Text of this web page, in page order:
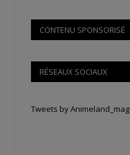
CONTENU SPONSORISÉ
RÉSEAUX SOCIAUX
Tweets by Animeland_mag